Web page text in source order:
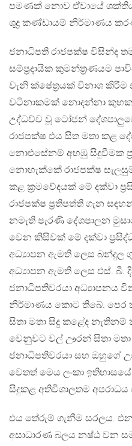
පමණක් නොව ඒවායේ
ශුද්‍ර කණ්ඩායම් නිර්මාණය
ජනාධිපති රාජපක්ෂ විසින්ද
සම්ප්‍රදායික කුමන්ත්‍රණයම
වැනි ක්ෂේත්‍රයක් විනාශ කිරීම
වටිනාකමක් නොදන්නා
උද්ධච්ච වූ ටෝජන්
රාජපක්ෂ එය සිත මතා කළ
නොඑසේනම් අහඹු සිදුවීමක
නොහැක්කේ රාජපක්ෂ
කළ ක්‍රමවේදයක් මේ දක්වා
රාජපක්ෂ ප්‍රතිපත්ති ගැන
නමැති පැරණි දේශපාලන
වෙන කිසිවක් මේ දක්වා
අධ්‍යාපන ඇමති ලෙස
අධ්‍යාපන ඇමති ලෙස එස්. බී.
ජනාධිපතිවරයා අධ්‍යාපනය
නිර්මාණය කොට තිබේ. පෙර
සිතා මතා සිදු කළේද
වෙනුවට වල් ඌරන් සිතා
ජනාධිපතිවරයා සහ ඔහුගේ
වෙතත් මෙය ලංකා
සිදුකළ අතිවිශාලතම අපරාධය
එය තේරුම් ගැනීම සරලය.
අසාධාරණ බලය නෂ්ඨ වන